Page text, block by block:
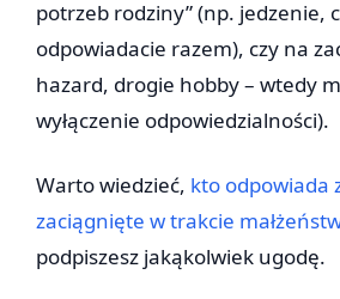
potrzeb rodziny” (np. jedzenie,
odpowiadacie razem), czy na
hazard, drogie hobby – wtedy
wyłączenie odpowiedzialności).
Warto wiedzieć, kto odpowiada
zaciągnięte w trakcie
podpiszesz jakąkolwiek ugodę.